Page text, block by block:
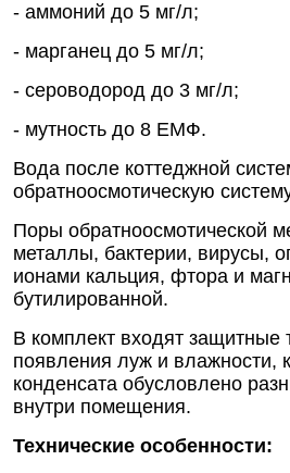
- аммоний до 5 мг/л;
- марганец до 5 мг/л;
- сероводород до 3 мг/л;
- мутность до 8 ЕМФ.
Вода после коттеджной
обратноосмотическую
Поры обратноосмотической
металлы, бактерии, вирусы,
ионами кальция, фтора и
бутилированной.
В комплект входят
появления луж и влажности,
конденсата обусловлено
внутри помещения.
Технические особенности: